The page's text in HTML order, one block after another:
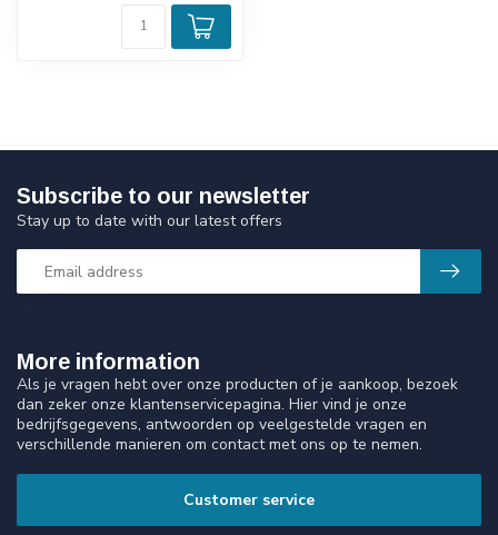
More information
Als je vragen hebt over onze producten of je aankoop, bezoek
dan zeker onze klantenservicepagina. Hier vind je onze
bedrijfsgegevens, antwoorden op veelgestelde vragen en
verschillende manieren om contact met ons op te nemen.
Customer service
Subscribe to our newsletter
Stay up to date with our latest offers